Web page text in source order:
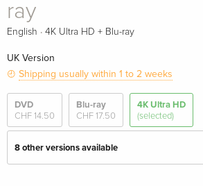
ray
English · 4K Ultra HD + Blu-ray
UK Version
Shipping usually within 1 to 2 weeks
DVD
CHF 14.50
Blu-ray
CHF 17.50
4K Ultra HD
(selected)
8 other versions available